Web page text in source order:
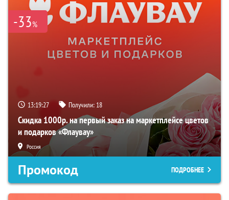
-33%
13:19:26 Получили: 18
Скидка 1000р. на первый заказ на маркетплейсе цветов
и подарков «Флаувау»
Россия
Промокод ПОДРОБНЕЕ